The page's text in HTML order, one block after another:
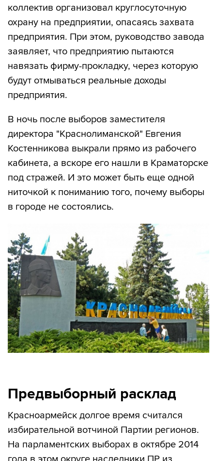
коллектив организовал круглосуточную
охрану на предприятии, опасаясь захвата
предприятия. При этом, руководство завода
заявляет, что предприятию пытаются
навязать фирму-прокладку, через которую
будут отмываться реальные доходы
предприятия.
В ночь после выборов заместителя
директора "Краснолиманской" Евгения
Костенникова выкрали прямо из рабочего
кабинета, а вскоре его нашли в Краматорске
под стражей. И это может быть еще одной
ниточкой к пониманию того, почему выборы
в городе не состоялись.
Предвыборный расклад
Красноармейск долгое время считался
избирательной вотчиной Партии регионов.
На парламентских выборах в октябре 2014